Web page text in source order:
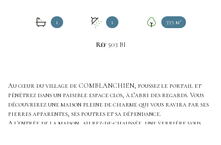
1 1 335 m²
Réf503 BI
Au cœur du village de COMBLANCHIEN, poussez le portail et
pénétrez dans un paisible espace clos, à l’abri des regards. Vous
découvrirez une maison pleine de charme qui vous ravira par ses
pierres apparentes, ses poutres et sa dépendance.
A l'entrée de la maison, au rez-de-chaussée, une verrière vous